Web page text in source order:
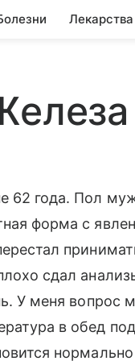
Лекарства
62 года. Пол
форма с
сдал
У меня
в обед